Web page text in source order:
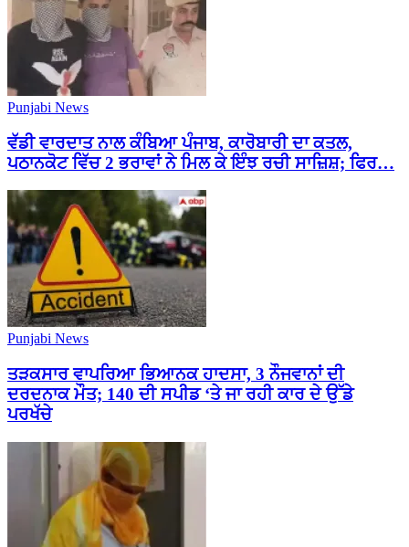
Punjabi News
ਵੱਡੀ ਵਾਰਦਾਤ ਨਾਲ ਕੰਬਿਆ ਪੰਜਾਬ, ਕਾਰੋਬਾਰੀ ਦਾ ਕਤਲ,
ਪਠਾਨਕੋਟ ਵਿੱਚ 2 ਭਰਾਵਾਂ ਨੇ ਮਿਲ ਕੇ ਇੰਝ ਰਚੀ ਸਾਜ਼ਿਸ਼; ਫਿਰ…
Punjabi News
ਤੜਕਸਾਰ ਵਾਪਰਿਆ ਭਿਆਨਕ ਹਾਦਸਾ, 3 ਨੌਜਵਾਨਾਂ ਦੀ
ਦਰਦਨਾਕ ਮੌਤ; 140 ਦੀ ਸਪੀਡ ‘ਤੇ ਜਾ ਰਹੀ ਕਾਰ ਦੇ ਉੱਡੇ
ਪਰਖੱਚੇ